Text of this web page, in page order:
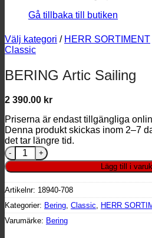
Gå tillbaka till butiken
Välj kategori / HERR SORTIMENT
Classic
BERING Artic Sailing
2 390.00 kr
Priserna är endast tillgängliga
Denna produkt skickas inom 2–7
det tar längre tid.
BERING Artic Sailing mängd
Lägg till i
Artikelnr: 18940-708
Kategorier: Bering Classic HERR
Varumärke: Bering